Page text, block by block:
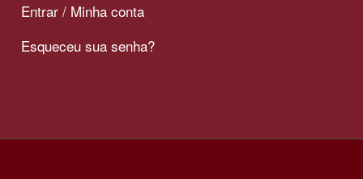
Entrar / Minha conta
Esqueceu sua senha?